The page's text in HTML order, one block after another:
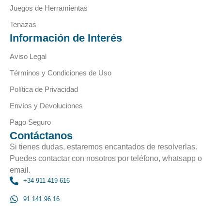
Juegos de Herramientas
Tenazas
Información de Interés
Aviso Legal
Términos y Condiciones de Uso
Política de Privacidad
Envíos y Devoluciones
Pago Seguro
Contáctanos
Si tienes dudas, estaremos encantados de resolverlas.
Puedes contactar con nosotros por teléfono, whatsapp o
email.
+34 911 419 616
91 141 96 16